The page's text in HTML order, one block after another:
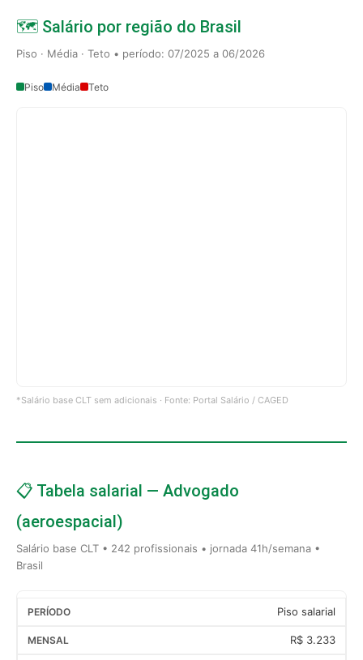
🗺️ Salário por região do Brasil
Piso · Média · Teto • período: 07/2025 a 06/2026
Piso Média Teto
*Salário base CLT sem adicionais · Fonte: Portal Salário / CAGED
📋 Tabela salarial — Advogado
(aeroespacial)
Salário base CLT • 242 profissionais • jornada 41h/semana •
Brasil
Piso salarial
R$ 3.233